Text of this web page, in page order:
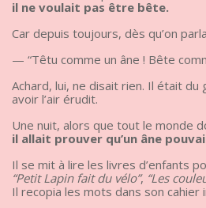
il ne voulait pas être bête.
Car depuis toujours, dès qu’on
— “Têtu comme un âne ! Bête
Achard, lui, ne disait rien. Il était
avoir l’air érudit.
Une nuit, alors que tout le monde
il allait prouver qu’un âne
Il se mit à lire les livres d’enfants
“Petit Lapin fait du vélo”, “Les
Il recopia les mots dans son cahier